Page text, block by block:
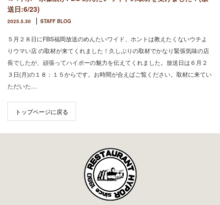
送日:6/23)
2025.5.30 STAFF BLOG
５月２８日にFBS福岡放送のめんたいワイド、ホントは教えたくないウチよ
りウマい店 の取材が来てくれました！久しぶりの取材でかなり緊張気味の店
長でしたが、頑張ってハイポーの魅力を伝えてくれました。放送日は６月２
３日(月)の１８：１５からです。お時間が合えばご覧ください。取材に来てい
ただいた…
トップページに戻る